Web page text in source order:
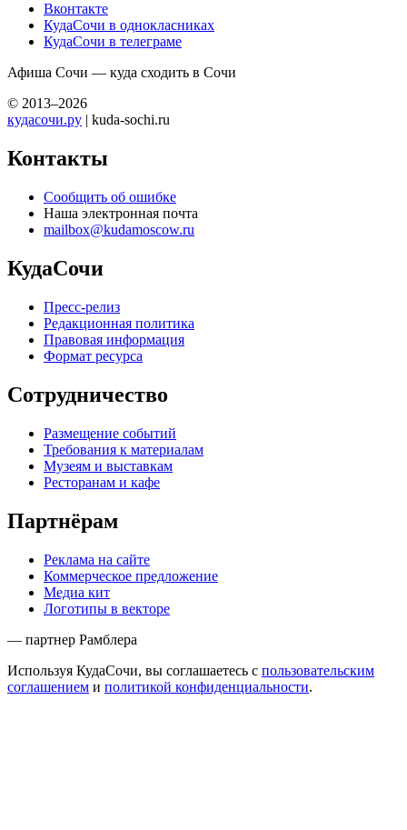
Вконтакте
КудаСочи в однокласниках
КудаСочи в телеграме
Афиша Сочи — куда сходить в Сочи
© 2013–2026
кудасочи.ру | kuda-sochi.ru
Контакты
Сообщить об ошибке
Наша электронная почта
mailbox@kudamoscow.ru
КудаСочи
Пресс-релиз
Редакционная политика
Правовая информация
Формат ресурса
Сотрудничество
Размещение событий
Требования к материалам
Музеям и выставкам
Ресторанам и кафе
Партнёрам
Реклама на сайте
Коммерческое предложение
Медиа кит
Логотипы в векторе
— партнер Рамблера
Используя КудаСочи, вы соглашаетесь с пользовательским
соглашением и политикой конфиденциальности.